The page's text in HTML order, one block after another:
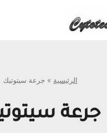
الرئيسية » جرعة سيتوتيك
جرعة